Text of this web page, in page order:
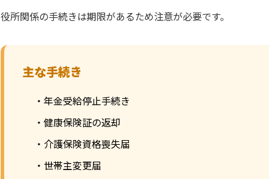
役所関係の手続きは期限があるため注意が必要です。
主な手続き
・年金受給停止手続き
・健康保険証の返却
・介護保険資格喪失届
・世帯主変更届